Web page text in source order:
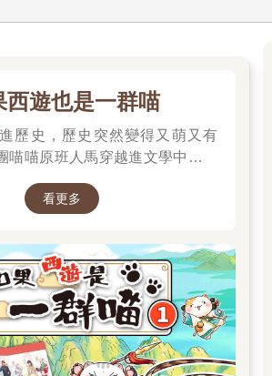
盡失，凌晨再吃一頓早餐，保證精神百倍
你預訂，無論晴雨霜霧，阿木師和妻子兩
有著輕快的韻律。當你聽到「呵」、
」的呼聲時就得靠著山壁讓路，那是阿木
「呵」的是阿木師，喊「喲」的是他太
粥這種不符高山節約瓦斯與縮短準備時間
魚，甚至令人驚奇地在登山客面前變出一
為了這「兩千米上的奢華」再來一次，久
和雲海、鐵杉以及在三角點上眺望蘭嶼，
程，少了一個就是遺憾。
影變成了三個人，阿木師心甘情願地獨自
師太太則背著小鐵和廚具。漸漸地能走路
「呵」、「喲」的節奏尾音多了一聲
音。到了八歲入學前，小鐵已經領在前頭
西遊也是一群喵
歷史，歷史突然變得又萌又有
喵喵原班人馬穿越進文學中，開
啦～
看更多